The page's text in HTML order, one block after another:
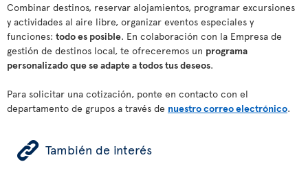
Combinar destinos, reservar alojamientos, programar excursiones
y actividades al aire libre, organizar eventos especiales y
funciones: todo es posible. En colaboración con la Empresa de
gestión de destinos local, te ofreceremos un programa
personalizado que se adapte a todos tus deseos.
Para solicitar una cotización, ponte en contacto con el
departamento de grupos a través de nuestro correo electrónico.
ÿ También de interés